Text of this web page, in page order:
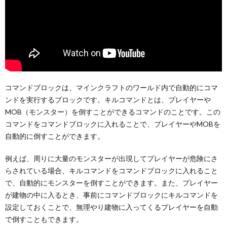
コマンドブロックは、マインクラフトのワールド内で自動的にコマ
ンドを実行するブロックです。キルコマンドとは、プレイヤーや
MOB（モンスター）を倒すことができるコマンドのことです。この
コマンドをコマンドブロックに入れることで、プレイヤーやMOBを
自動的に倒すことができます。
例えば、周りに大量のモンスターが出現してプレイヤーが危険にさ
らされている場合、キルコマンドをコマンドブロックに入れること
で、自動的にモンスターを倒すことができます。また、プレイヤー
が建物の中に入るとき、事前にコマンドブロックにキルコマンドを
設定しておくことで、無理やり建物に入ってくるプレイヤーを自動
で倒すこともできます。